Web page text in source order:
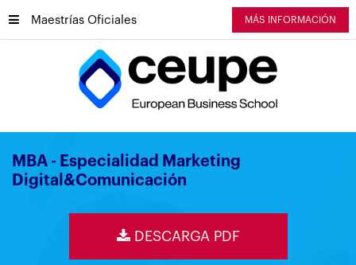
Maestrías Oficiales MÁS INFORMACIÓN
MBA - Especialidad Marketing
Digital&Comunicación
DESCARGA PDF